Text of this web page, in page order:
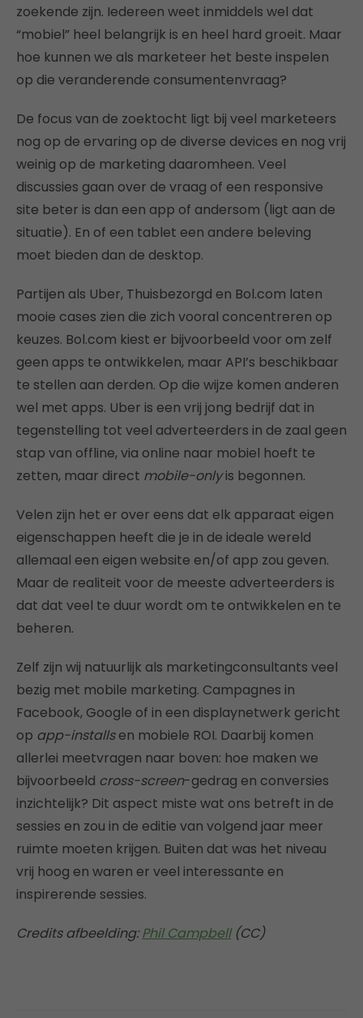
zoekende zijn. Iedereen weet inmiddels wel dat
“mobiel” heel belangrijk is en heel hard groeit. Maar
hoe kunnen we als marketeer het beste inspelen
op die veranderende consumentenvraag?
De focus van de zoektocht ligt bij veel marketeers
nog op de ervaring op de diverse devices en nog vrij
weinig op de marketing daaromheen. Veel
discussies gaan over de vraag of een responsive
site beter is dan een app of andersom (ligt aan de
situatie). En of een tablet een andere beleving
moet bieden dan de desktop.
Partijen als Uber, Thuisbezorgd en Bol.com laten
mooie cases zien die zich vooral concentreren op
keuzes. Bol.com kiest er bijvoorbeeld voor om zelf
geen apps te ontwikkelen, maar API’s beschikbaar
te stellen aan derden. Op die wijze komen anderen
wel met apps. Uber is een vrij jong bedrijf dat in
tegenstelling tot veel adverteerders in de zaal geen
stap van offline, via online naar mobiel hoeft te
zetten, maar direct mobile-onlyis begonnen.
Velen zijn het er over eens dat elk apparaat eigen
eigenschappen heeft die je in de ideale wereld
allemaal een eigen website en/of app zou geven.
Maar de realiteit voor de meeste adverteerders is
dat dat veel te duur wordt om te ontwikkelen en te
beheren.
Zelf zijn wij natuurlijk als marketingconsultants veel
bezig met mobile marketing. Campagnes in
Facebook, Google of in een displaynetwerk gericht
op app-installsen mobiele ROI. Daarbij komen
allerlei meetvragen naar boven: hoe maken we
bijvoorbeeld cross-screen-gedrag en conversies
inzichtelijk? Dit aspect miste wat ons betreft in de
sessies en zou in de editie van volgend jaar meer
ruimte moeten krijgen. Buiten dat was het niveau
vrij hoog en waren er veel interessante en
inspirerende sessies.
Credits afbeelding:Phil Campbell(CC)